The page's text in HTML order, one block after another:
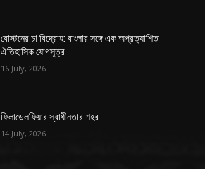
বোস্টনের চা বিদ্রোহ: বাংলার সঙ্গে এক অপ্রত্যাশিত
ঐতিহাসিক যোগসূত্র
16 July, 2026
ফিলাডেলফিয়ার স্বাধীনতার শহর
14 July, 2026